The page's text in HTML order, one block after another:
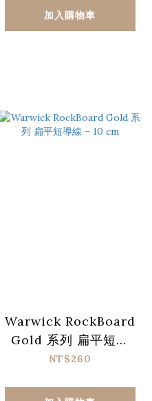
加入購物車
Warwick RockBoard
Gold 系列 扁平短導
線 – 10 cm
NT$260